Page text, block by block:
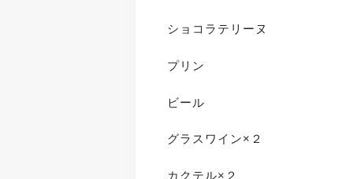
ショコラテリーヌ
プリン
ビール
グラスワイン×２
カクテル×２